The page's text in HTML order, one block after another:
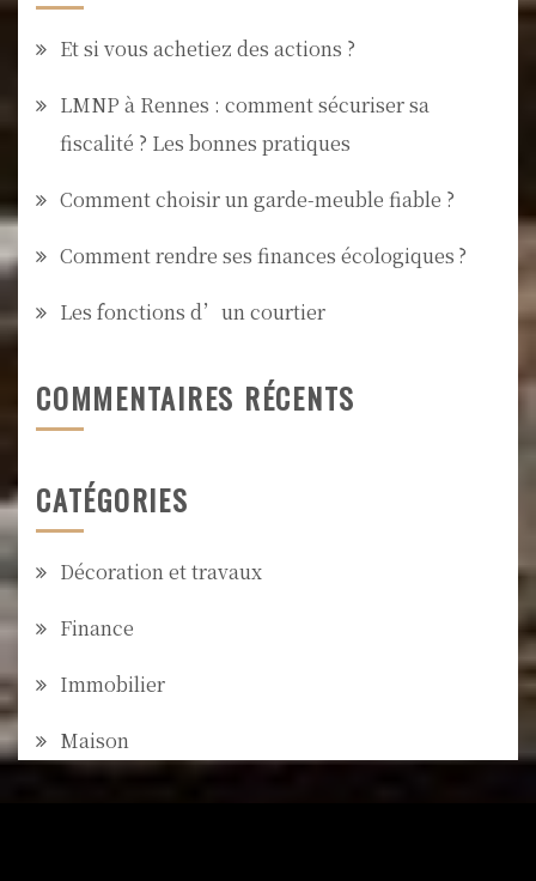
Et si vous achetiez des actions ?
LMNP à Rennes : comment sécuriser sa
fiscalité ? Les bonnes pratiques
Comment choisir un garde-meuble fiable ?
Comment rendre ses finances écologiques ?
Les fonctions d’un courtier
COMMENTAIRES RÉCENTS
CATÉGORIES
Décoration et travaux
Finance
Immobilier
Maison